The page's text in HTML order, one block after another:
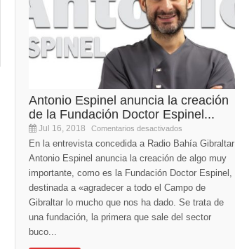
Antonio Espinel anuncia la creación
de la Fundación Doctor Espinel...
Jul 16, 2018 Comentarios desactivados
En la entrevista concedida a Radio Bahía Gibraltar
Antonio Espinel anuncia la creación de algo muy
importante, como es la Fundación Doctor Espinel,
destinada a «agradecer a todo el Campo de
Gibraltar lo mucho que nos ha dado. Se trata de
una fundación, la primera que sale del sector
buco...